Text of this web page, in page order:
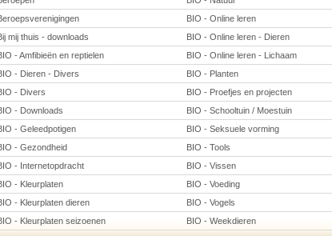
BIO - Online leren
mij thuis - downloads
BIO - Online leren - Dieren
- Amfibieën en reptielen
BIO - Online leren - Lichaam
- Dieren - Divers
BIO - Planten
- Divers
BIO - Proefjes en projecten
- Downloads
BIO - Schooltuin / Moestuin
- Geleedpotigen
BIO - Seksuele vorming
- Gezondheid
BIO - Tools
- Internetopdracht
BIO - Vissen
- Kleurplaten
BIO - Voeding
- Kleurplaten dieren
BIO - Vogels
- Kleurplaten seizoenen
BIO - Weekdieren